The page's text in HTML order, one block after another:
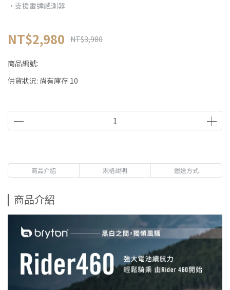
•支援雷達感測器
NT$2,980 NT$3,980
商品編號:
供貨狀況: 尚有庫存 10
商品介紹 規格說明 運送方式
商品介紹